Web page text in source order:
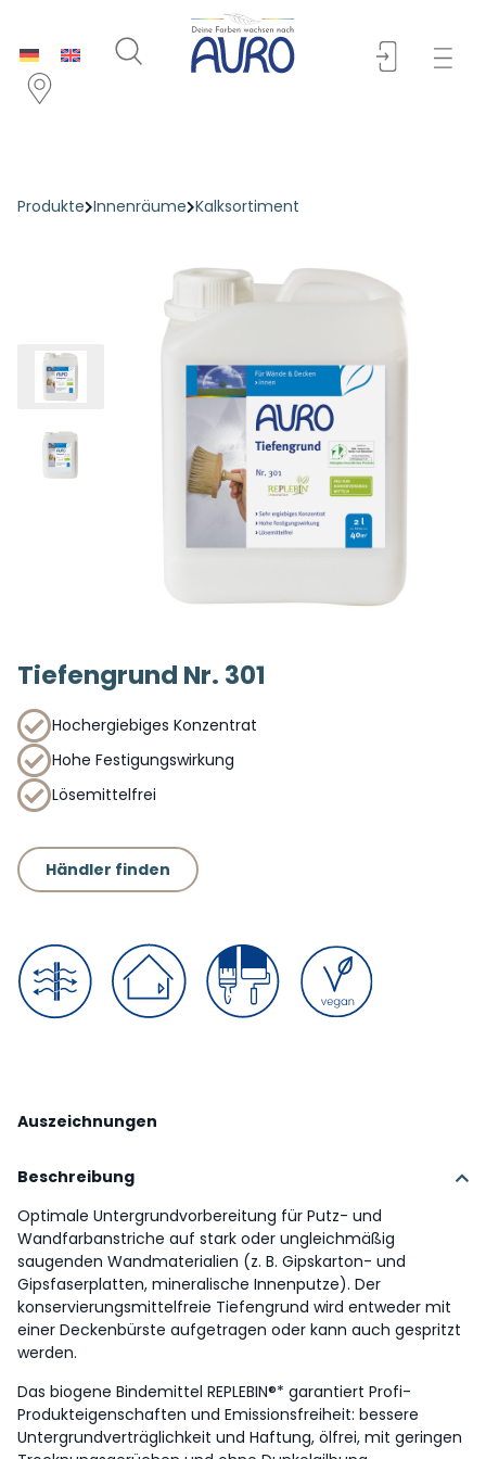
Produkte Innenräume Kalksortiment
Tiefengrund Nr. 301
Hochergiebiges Konzentrat
Hohe Festigungswirkung
Lösemittelfrei
Händler finden
Auszeichnungen
Beschreibung
Optimale Untergrundvorbereitung für Putz- und
Wandfarbanstriche auf stark oder ungleichmäßig
saugenden Wandmaterialien (z. B. Gipskarton- und
Gipsfaserplatten, mineralische Innenputze). Der
konservierungsmittelfreie Tiefengrund wird entweder mit
einer Deckenbürste aufgetragen oder kann auch gespritzt
werden.
Das biogene Bindemittel REPLEBIN®* garantiert Profi-
Produkteigenschaften und Emissionsfreiheit: bessere
Untergrundverträglichkeit und Haftung, ölfrei, mit geringen